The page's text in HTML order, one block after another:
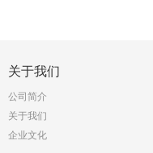
关于我们
公司简介
关于我们
企业文化